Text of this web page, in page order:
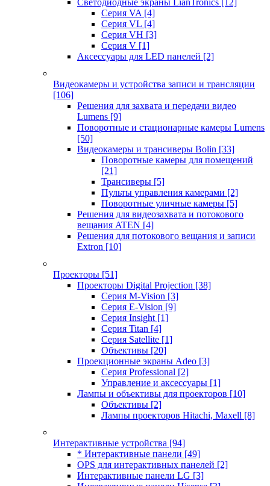
Светодиодные экраны LianTronics [12]
Серия VA [4]
Серия VL [4]
Серия VH [3]
Серия V [1]
Аксессуары для LED панелей [2]
Видеокамеры и устройства записи и трансляции
[106]
Решения для захвата и передачи видео
Lumens [9]
Поворотные и стационарные камеры Lumens
[50]
Видеокамеры и трансиверы Bolin [33]
Поворотные камеры для помещений
[21]
Трансиверы [5]
Пульты управления камерами [2]
Поворотные уличные камеры [5]
Решения для видеозахвата и потокового
вещания ATEN [4]
Решения для потокового вещания и записи
Extron [10]
Проекторы [51]
Проекторы Digital Projection [38]
Серия M-Vision [3]
Серия E-Vision [9]
Серия Insight [1]
Серия Titan [4]
Серия Satellite [1]
Объективы [20]
Проекционные экраны Adeo [3]
Серия Professional [2]
Управление и аксессуары [1]
Лампы и объективы для проекторов [10]
Объективы [2]
Лампы проекторов Hitachi, Maxell [8]
Интерактивные устройства [94]
* Интерактивные панели [49]
OPS для интерактивных панелей [2]
Интерактивные панели LG [3]